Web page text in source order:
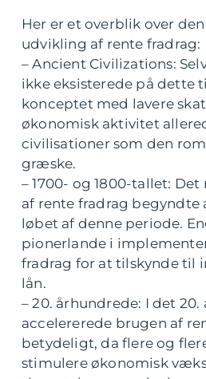
Her er et overblik over
udvikling af rente fradrag:
– Ancient Civilizations:
ikke eksisterede på dette
konceptet med lavere
økonomisk aktivitet
civilisationer som den
græske.
– 1700- og 1800-tallet:
af rente fradrag begyndte
løbet af denne periode.
pionerlande i
fradrag for at tilskynde til
lån.
– 20. århundrede: I det
accelererede brugen af
betydeligt, da flere og
stimulere økonomisk